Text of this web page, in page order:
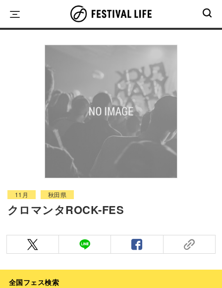
content
11月 秋田県
クロマンタROCK-FES
全国フェス検索